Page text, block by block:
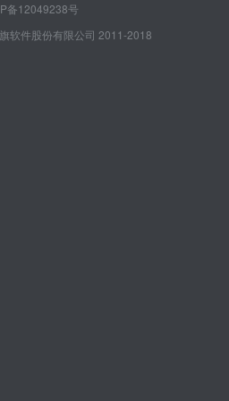
备12049238号
软件股份有限公司 2011-2018